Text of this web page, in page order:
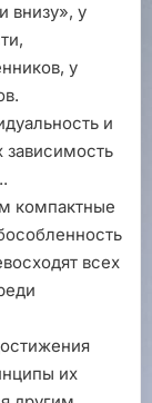
внизу», у
у
и
компактные
всех
их